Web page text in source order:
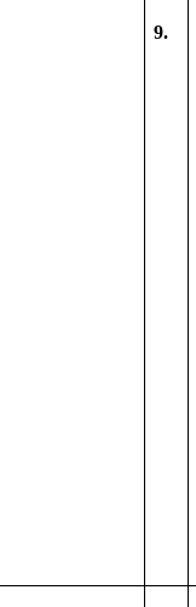
9.